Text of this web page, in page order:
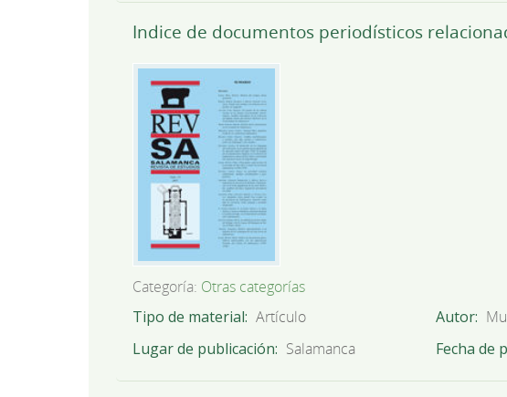
Indice de documentos periodísticos
Categoría: Otras categorías
Tipo de material Artículo Autor
Lugar de publicación
Salamanca Fecha de